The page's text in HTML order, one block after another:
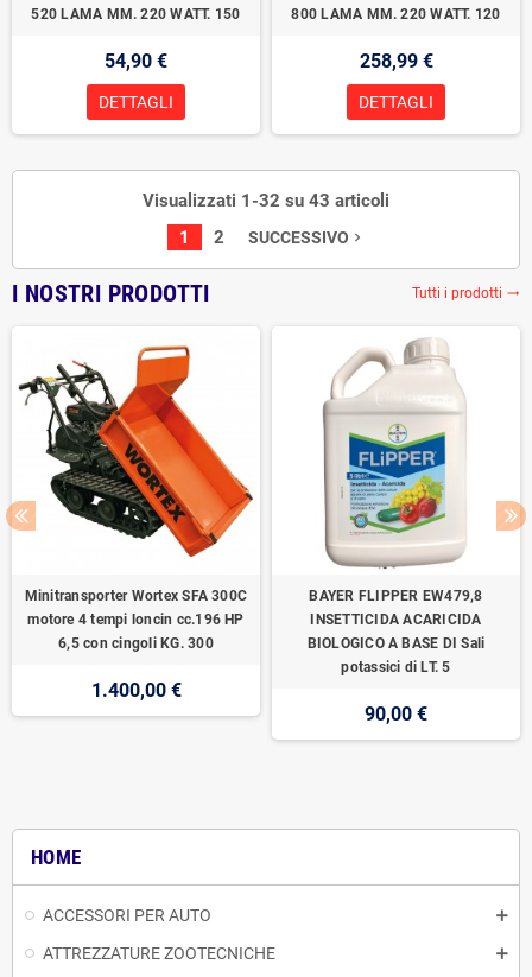
HOME
ACCESSORI PER AUTO
ATTREZZATURE ZOOTECNICHE
520 LAMA MM. 220 WATT. 150
54,90 €
DETTAGLI
800 LAMA MM. 220 WATT. 120
258,99 €
DETTAGLI
Visualizzati 1-32 su 43 articoli
1
2 SUCCESSIVO navigate_next
I NOSTRI PRODOTTI Tutti i prodotti trending_flat
Minitransporter Wortex SFA 300C
motore 4 tempi loncin cc.196 HP
6,5 con cingoli KG. 300
1.400,00 €
BAYER FLIPPER EW479,8
INSETTICIDA ACARICIDA
BIOLOGICO A BASE DI Sali
potassici di LT. 5
90,00 €